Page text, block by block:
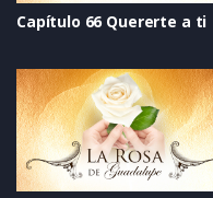
Capítulo 66 Quererte a ti